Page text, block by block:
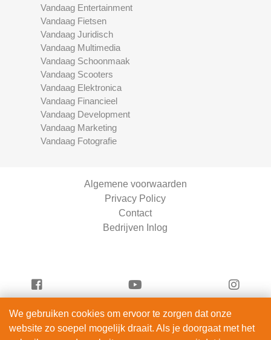
Vandaag Entertainment
Vandaag Fietsen
Vandaag Juridisch
Vandaag Multimedia
Vandaag Schoonmaak
Vandaag Scooters
Vandaag Elektronica
Vandaag Financieel
Vandaag Development
Vandaag Marketing
Vandaag Fotografie
Algemene voorwaarden
Privacy Policy
Contact
Bedrijven Inlog
Vandaag Beauty is onderdeel van
We gebruiken cookies om ervoor te zorgen dat onze
website zo soepel mogelijk draait. Als je doorgaat met het